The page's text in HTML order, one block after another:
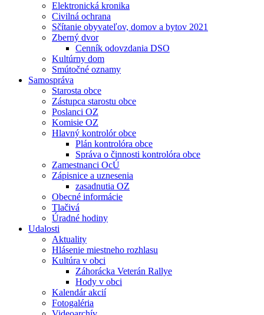
Elektronická kronika
Civilná ochrana
Sčítanie obyvateľov, domov a bytov 2021
Zberný dvor
Cenník odovzdania DSO
Kultúrny dom
Smútočné oznamy
Samospráva
Starosta obce
Zástupca starostu obce
Poslanci OZ
Komisie OZ
Hlavný kontrolór obce
Plán kontrolóra obce
Správa o činnosti kontrolóra obce
Zamestnanci OcÚ
Zápisnice a uznesenia
zasadnutia OZ
Obecné informácie
Tlačivá
Úradné hodiny
Udalosti
Aktuality
Hlásenie miestneho rozhlasu
Kultúra v obci
Záhorácka Veterán Rallye
Hody v obci
Kalendár akcií
Fotogaléria